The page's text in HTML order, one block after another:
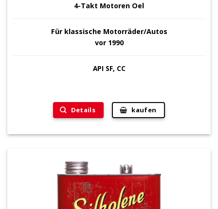
4-Takt Motoren Oel
Für klassische Motorräder/Autos
vor 1990
API SF, CC
Details kaufen